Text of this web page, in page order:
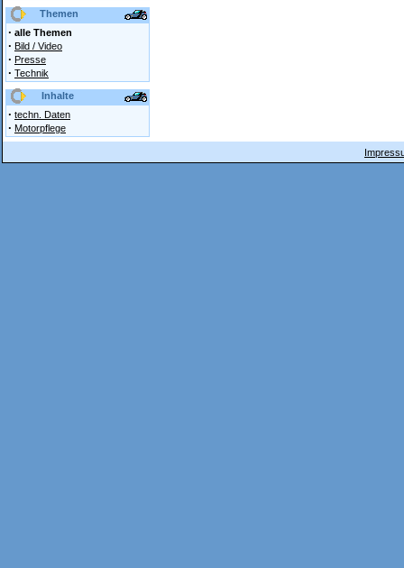
Themen
· alle Themen
· Bild / Video
· Presse
· Technik
Inhalte
· techn. Daten
· Motorpflege